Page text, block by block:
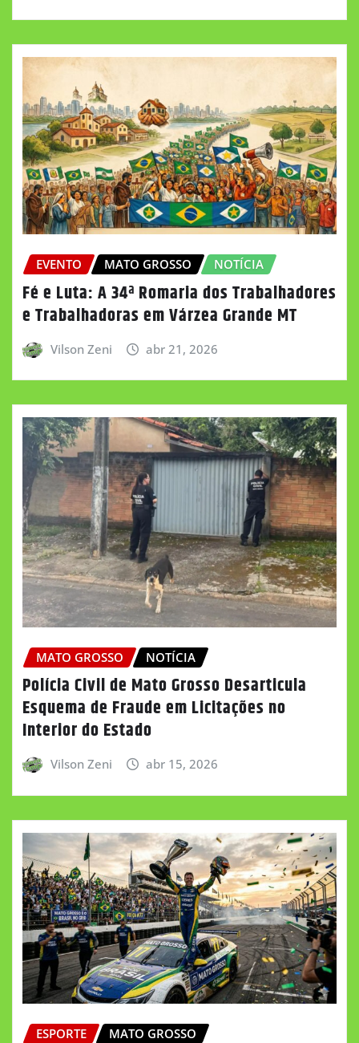
EVENTO MATO GROSSO NOTÍCIA
Fé e Luta: A 34ª Romaria dos Trabalhadores
e Trabalhadoras em Várzea Grande MT
Vilson Zeni abr 21, 2026
MATO GROSSO NOTÍCIA
Polícia Civil de Mato Grosso Desarticula
Esquema de Fraude em Licitações no
Interior do Estado
Vilson Zeni abr 15, 2026
ESPORTE MATO GROSSO